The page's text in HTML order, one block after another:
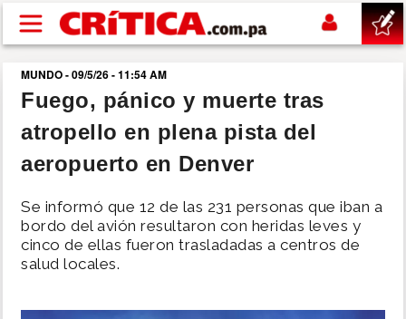
Pasar al contenido principal
buscar
SUCESOS
POLÍTICA
MUNDO - 09/5/26 - 11:54 AM
Fuego, pánico y muerte tras
atropello en plena pista del
aeropuerto en Denver
Se informó que 12 de las 231 personas que iban a
bordo del avión resultaron con heridas leves y
cinco de ellas fueron trasladadas a centros de
salud locales.